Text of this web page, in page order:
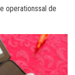
operationssal de